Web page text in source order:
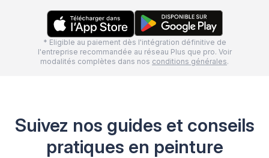
* Eligible au paiement dès l'intégration définitive de
l'entreprise recommandée au réseau Plus que pro. Voir
modalités complètes dans nos conditions générales.
Suivez nos guides et conseils
pratiques en peinture